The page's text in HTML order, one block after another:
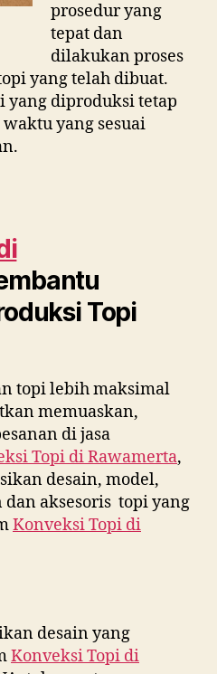
prosedur yang
tepat dan
dilakukan proses
yang telah dibuat.
yang diproduksi tetap
yang sesuai
Topi
topi lebih maksimal
memuaskan,
di jasa
Topi diRawamerta,
desain, model,
aksesoris topi yang
Konveksi Topi di
desain yang
Konveksi Topi di